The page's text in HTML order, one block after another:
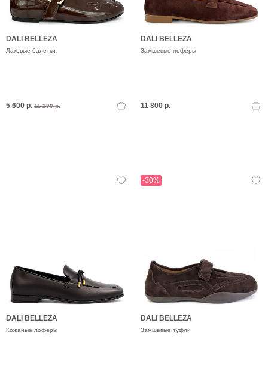
DALI BELLEZA
Лаковые балетки
5 600 р. 11 200 р.
DALI BELLEZA
Замшевые лоферы
11 800 р.
DALI BELLEZA
Кожаные лоферы
-30%
DALI BELLEZA
Замшевые туфли